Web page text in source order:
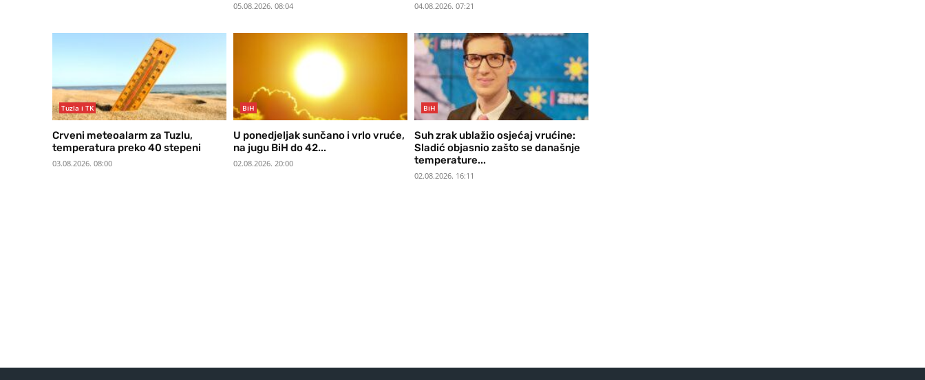
05.08.2026. 08:04 04.08.2026. 07:21
Tuzla i TK
Crveni meteoalarm za Tuzlu,
temperatura preko 40 stepeni
03.08.2026. 08:00
BiH
U ponedjeljak sunčano i vrlo vruće,
na jugu BiH do 42...
02.08.2026. 20:00
BiH
Suh zrak ublažio osjećaj vrućine:
Sladić objasnio zašto se današnje
temperature...
02.08.2026. 16:11